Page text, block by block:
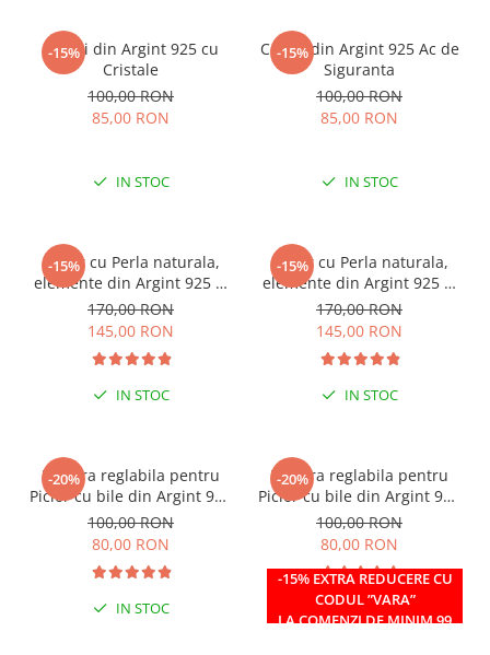
-15%
Cercei din Argint 925 cu
Cristale
100,00 RON
85,00 RON
IN STOC
-15%
Cercei din Argint 925 Ac de
Siguranta
100,00 RON
85,00 RON
IN STOC
-15%
Colier cu Perla naturala,
elemente din Argint 925 si
margele Miyuki, multicolor
170,00 RON
145,00 RON
IN STOC
-15%
Colier cu Perla naturala,
elemente din Argint 925 si
margele Miyuki, verde/kiwi
170,00 RON
145,00 RON
IN STOC
-20%
Bratara reglabila pentru
Picior cu bile din Argint 925
si margele Miyuki rosii
100,00 RON
80,00 RON
IN STOC
-20%
-15% EXTRA REDUCERE CU
CODUL ”VARA”
LA COMENZI DE MINIM 99
Bratara reglabila pentru
Picior cu bile din Argint 925
si margele Miyuki verzi
100,00 RON
80,00 RON
IN STOC